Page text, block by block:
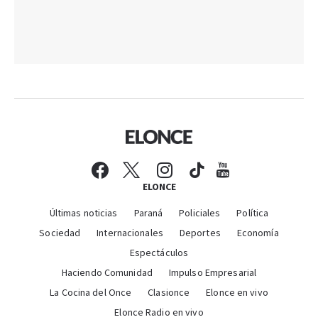
ELONCE
Últimas noticias Paraná Policiales
Política
Sociedad
Internacionales Deportes
Economía
Espectáculos
Haciendo Comunidad
Impulso Empresarial
La Cocina del Once
Clasionce
Elonce en vivo
Elonce Radio en vivo